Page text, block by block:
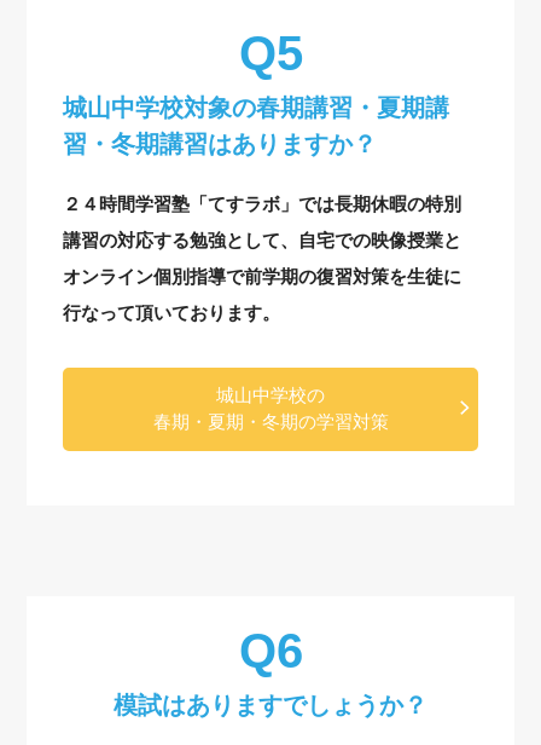
城山中学校対象の春期講習・夏期講
習・冬期講習はありますか？
２４時間学習塾「てすラボ」では長期休暇の特別
講習の対応する勉強として、自宅での映像授業と
オンライン個別指導で前学期の復習対策を生徒に
行なって頂いております。
城山中学校の
春期・夏期・冬期の学習対策
模試はありますでしょうか？